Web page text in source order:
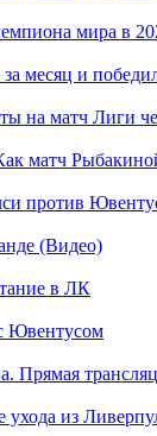
мира в
месяц и
на матч Лиги
матч
против
(Видео)
в ЛК
Ювентусом
Прямая
ухода из